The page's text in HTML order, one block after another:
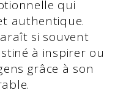
qui
authentique.
si souvent
à inspirer ou
grâce à son